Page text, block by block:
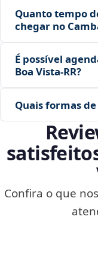
Quanto tempo
chegar no
É possível
Boa Vista‑RR?
Quais formas
Confira o que